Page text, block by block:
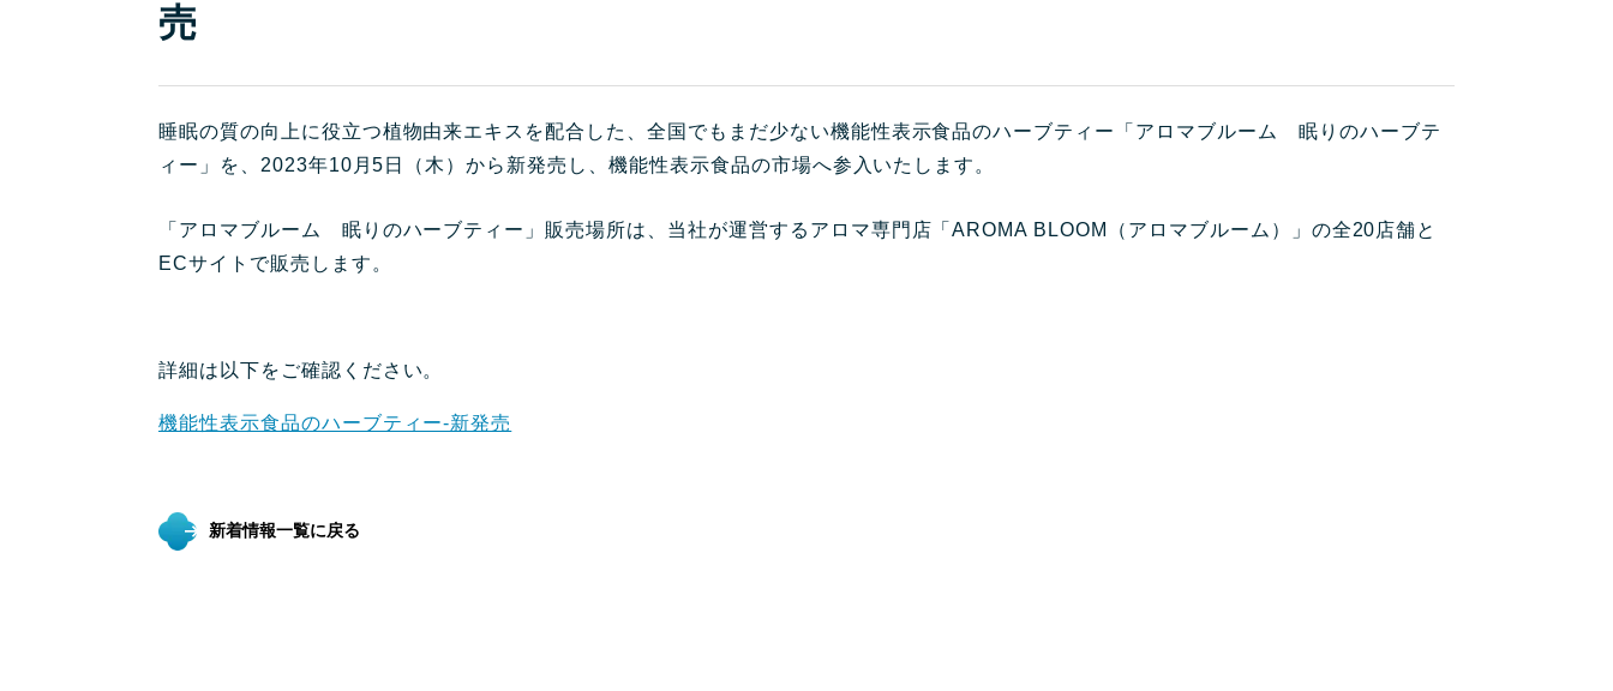
売
睡眠の質の向上に役立つ植物由来エキスを配合した、全国でもまだ少ない機能性表示食品のハーブティー「アロマブルーム 眠りのハーブテ
ィー」を、2023年10月5日（木）から新発売し、機能性表示食品の市場へ参入いたします。
「アロマブルーム 眠りのハーブティー」販売場所は、当社が運営するアロマ専門店「AROMA BLOOM（アロマブルーム）」の全20店舗と
ECサイトで販売します。
詳細は以下をご確認ください。
機能性表示食品のハーブティー-新発売
新着情報一覧に戻る